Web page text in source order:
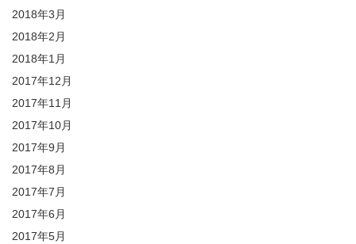
2018年3月
2018年2月
2018年1月
2017年12月
2017年11月
2017年10月
2017年9月
2017年8月
2017年7月
2017年6月
2017年5月